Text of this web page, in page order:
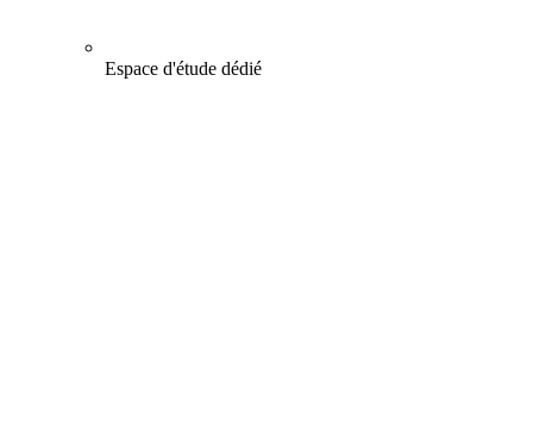
Espace d'étude dédié